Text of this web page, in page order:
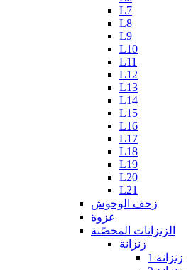
L7
L8
L9
L10
L11
L12
L13
L14
L15
L16
L17
L18
L19
L20
L21
زحف الوحوش
غزوة
الزنزانات المحصّنة
زنزانة
زنزانة 1